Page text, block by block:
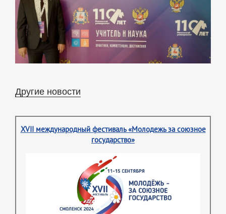
Другие новости
XVII международный фестиваль «Молодежь за союзное
государство»